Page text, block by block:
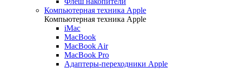
Компьютерная техника Apple
Компьютерная техника Apple
iMac
MacBook
MacBook Air
MacBook Pro
Адаптеры-переходники Apple